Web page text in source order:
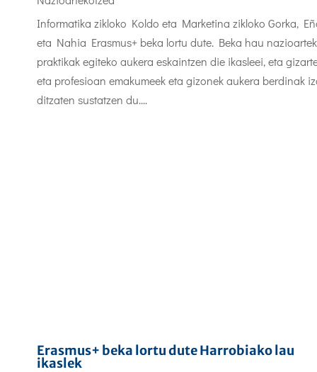
Informatika zikloko Koldo eta Marketina zikloko Gorka,
eta Nahia Erasmus+ beka lortu dute. Beka hau
praktikak egiteko aukera eskaintzen die ikasleei, eta
eta profesioan emakumeek eta gizonek aukera berdinak
ditzaten sustatzen du....
Erasmus+ beka lortu dute Harrobiako lau
ikaslek